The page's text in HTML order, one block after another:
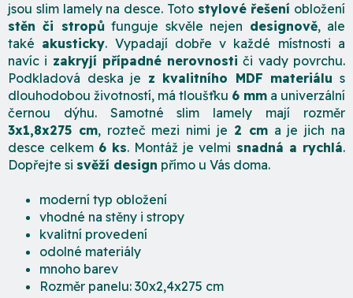
jsou slim lamely na desce. Toto stylové řešení obložení
stěn či stropůfunguje skvěle nejen designově, ale
také akusticky. Vypadají dobře v každé místnosti a
navíc i zakryjí případné nerovnosti či vady povrchu.
Podkladová deska je z kvalitního MDF materiálu s
dlouhodobou životností, má tloušťku 6 mm a univerzální
černou dýhu. Samotné slim lamely mají rozměr
3x1,8x275 cm, rozteč mezi nimi je 2 cma je jich na
desce celkem 6 ks. Montáž je velmi snadná a rychlá.
Dopřejte si svěží design přímo u Vás doma.
moderní typ obložení
vhodné na stěny i stropy
kvalitní provedení
odolné materiály
mnoho barev
Rozměr panelu: 30x2,4x275 cm